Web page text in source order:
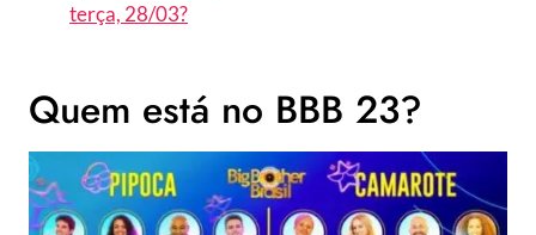
terça, 28/03?
Quem está no BBB 23?